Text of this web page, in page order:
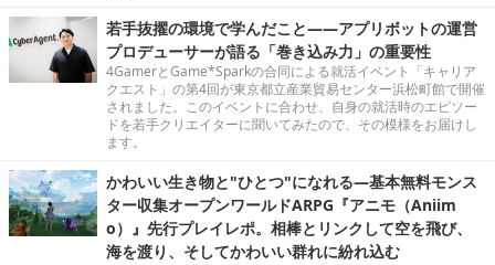
若手抜擢の環境で学んだこと――アプリボットの運営
プロデューサーが語る「巻き込み力」の重要性
4GamerとGame*Sparkの合同による就活イベント「キャリア
クエスト」の第4回が東京都立産業貿易センター浜松町館で開催
されました。このイベントに合わせ、自身の就活時のエピソー
ドを若手クリエイターに聞いてみたので、その模様をお届けし
ます。
かわいい生き物と"ひとつ"になれる―基本無料モンス
ター収集オープンワールドARPG『アニモ（Aniim
o）』先行プレイレポ。相棒とリンクして空を飛び、
海を渡り、そしてかわいい群れに紛れ込む